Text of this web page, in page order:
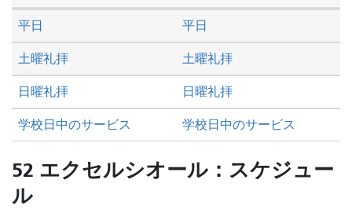
土曜礼拝 土曜礼拝
日曜礼拝 日曜礼拝
平日 平日
学校日中のサービス 学校日中のサービス
52 エクセルシオール：スケジュー
ル